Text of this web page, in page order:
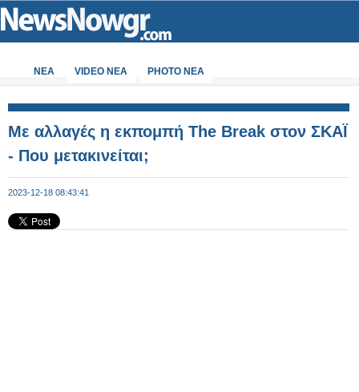
ΝΕΑ VIDEO NEA PHOTO NEA
Με αλλαγές η εκπομπή The Break στον ΣΚΑΪ
- Που μετακινείται;
2023-12-18 08:43:41